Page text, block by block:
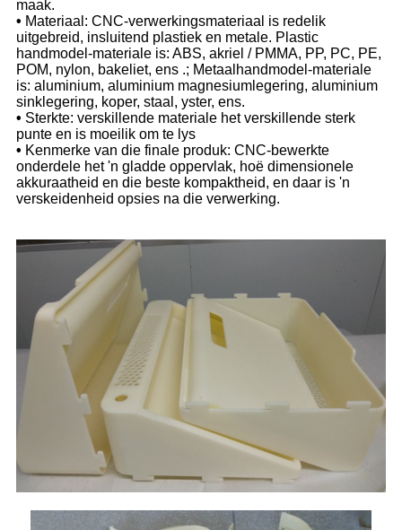
maak.
• Materiaal: CNC-verwerkingsmateriaal is redelik
uitgebreid, insluitend plastiek en metale. Plastic
handmodel-materiale is: ABS, akriel / PMMA, PP, PC, PE,
POM, nylon, bakeliet, ens .; Metaalhandmodel-materiale
is: aluminium, aluminium magnesiumlegering, aluminium
sinklegering, koper, staal, yster, ens.
• Sterkte: verskillende materiale het verskillende sterk
punte en is moeilik om te lys
• Kenmerke van die finale produk: CNC-bewerkte
onderdele het 'n gladde oppervlak, hoë dimensionele
akkuraatheid en die beste kompaktheid, en daar is 'n
verskeidenheid opsies na die verwerking.